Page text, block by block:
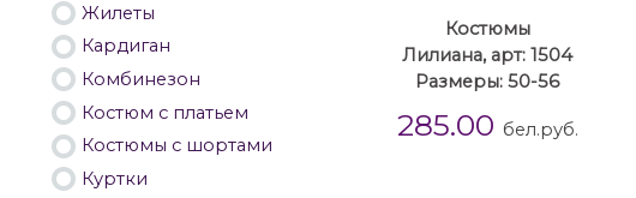
Костюмы
Лилиана, арт: 1504
Размеры: 50-56
285.00 бел.руб.
Жилеты
Кардиган
Комбинезон
Костюм с платьем
Костюмы с шортами
Куртки